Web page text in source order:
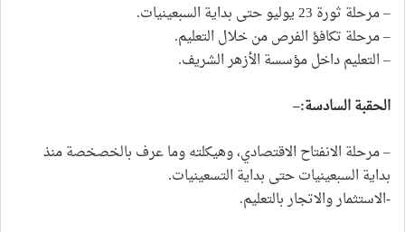
– مرحلة ثورة 23 يوليو حتى بداية السبعينيات.
– مرحلة تكافؤ الفرص من خلال التعليم.
– التعليم داخل مؤسسة الأزهر الشريف.
الحقبة السادسة:
–
– مرحلة الانفتاح الاقتصادي، وهيكلته وما عرف بالخصخصة منذ
بداية السبعينيات حتى بداية التسعينيات.
-الاستثمار والاتجار بالتعليم.